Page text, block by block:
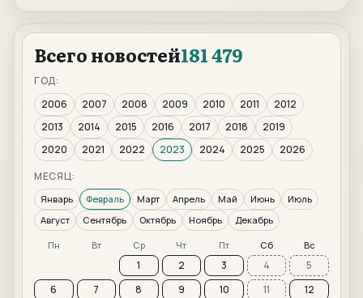
Всего новостей181 479
ГОД:
2006
2007 2008 2009 2010 2011
2012
2013
2014 2015 2016 2017 2018
2019
2020
2021 2022 2023 2024 2025
2026
МЕСЯЦ:
Январь Февраль Март Апрель Май Июнь
Июль
Август
Сентябрь Октябрь Ноябрь Декабрь
Пн Вт Ср Чт Пт Сб Вс
1 2 3 4
5
6
7 8 9 10 11
12